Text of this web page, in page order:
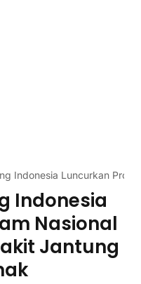
Indonesia Luncurkan
Indonesia
Nasional
Jantung